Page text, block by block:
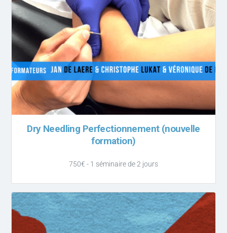
Dry Needling Perfectionnement (nouvelle
formation)
750€ - 1 séminaire de 2 jours